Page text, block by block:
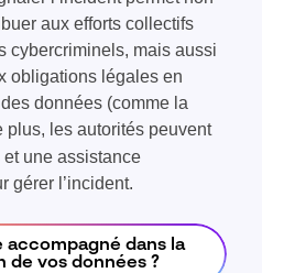
aux efforts collectifs
cybercriminels, mais aussi
obligations légales en
données (comme la
plus, les autorités peuvent
une assistance
gérer l’incident.
accompagné dans la
de vos données ?